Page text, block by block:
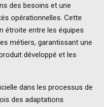
des besoins et une
opérationnelles. Cette
étroite entre les équipes
métiers, garantissant une
développé et les
dans les processus de
des adaptations